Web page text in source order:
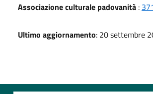
Associazione culturale padovanità :
Ultimo aggiornamento: 20 settembre